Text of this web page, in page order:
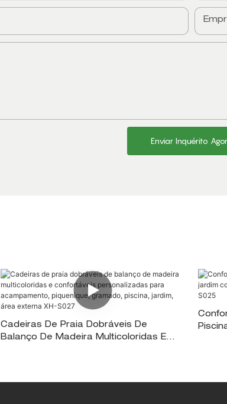
Enviar Inquérito
Cadeiras De Praia Dobráveis ​​de
Balanço De Madeira Multicoloridas E